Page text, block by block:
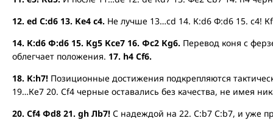
12. ed С:d6 13. Кe4 c4. Не лучше 13…cd 14. К:d6 Ф:d6 15. c4!
14. К:d6 Ф:d6 15. Кg5 Ксe7 16. Фc2 Кg6. Перевод коня с
облегчает положения. 17. h4 Cf6.
18. К:h7! Позиционные достижения подкрепляются
19…Ке7 20. Сf4 черные оставались без качества, не имея
20. Сf4 Фd8 21. gh Лb7! С надеждой на 22. С:b7 С:b7, и уже